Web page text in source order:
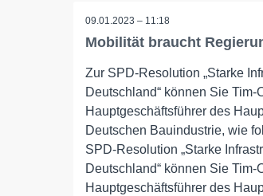
09.01.2023 – 11:18
Mobilität braucht
Zur SPD-Resolution „Starke
Deutschland“ können Sie Tim-
Hauptgeschäftsführer des
Deutschen Bauindustrie, wie
SPD-Resolution „Starke
Deutschland“ können Sie Tim-
Hauptgeschäftsführer des